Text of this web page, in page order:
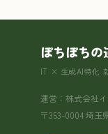
ぽちぽちの
IT × 生成AI特化
運営：株式会社
〒353-0004 埼玉